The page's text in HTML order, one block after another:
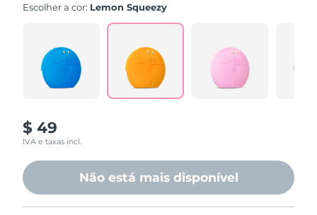
Escolher a cor: Lemon Squeezy
$ 49
IVA e taxas incl.
Não está mais disponível